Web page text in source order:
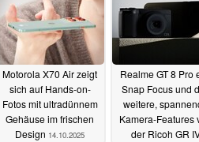
Motorola X70 Air zeigt
sich auf Hands-on-
Fotos mit ultradünnem
Gehäuse im frischen
Design 14.10.2025
Realme GT 8 Pro
Snap Focus und
weitere,
Kamera-Features
der Ricoh GR